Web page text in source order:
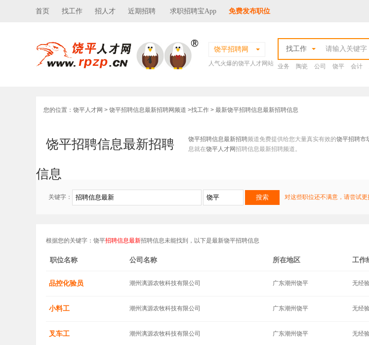
首页 找工作 招人才 近期招聘 求职招聘宝App 免费发布职位
饶平招聘网
人气火爆的饶平人才网站
找工作
业务 陶瓷 公司 饶平 会计
您的位置： 饶平人才网 > 饶平招聘信息最新招聘网频道 >找工作 > 最新饶平招聘信息最新招聘信息
饶平招聘信息最新招聘
信息
饶平招聘信息最新招聘频道免费提供给您大量真实有效的饶平招聘市
息就在饶平人才网招聘信息最新招聘频道。
关键字： 对这些职位还不满意，请尝试
根据您的关键字：饶平招聘信息最新招聘信息未能找到，以下是最新饶平招聘信息
职位名称 公司名称 所在地区 工作
品控化验员 潮州漓源农牧科技有限公司 广东潮州饶平 无经
小料工 潮州漓源农牧科技有限公司 广东潮州饶平 无经
叉车工 潮州漓源农牧科技有限公司 广东潮州饶平 无经